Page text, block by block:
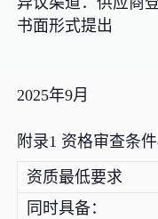
书面形式提出
2025年9月
附录1 资格审查条
资质最低要求
同时具备：